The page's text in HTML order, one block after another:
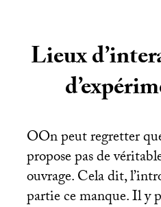
Lieux
OOn peut regretter
propose pas de
ouvrage. Cela dit,
partie ce manque. Il y